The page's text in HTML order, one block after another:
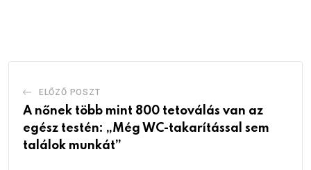
ELŐZŐ POSZT
A nőnek több mint 800 tetoválás van az
egész testén: „Még WC-takarítással sem
találok munkát”